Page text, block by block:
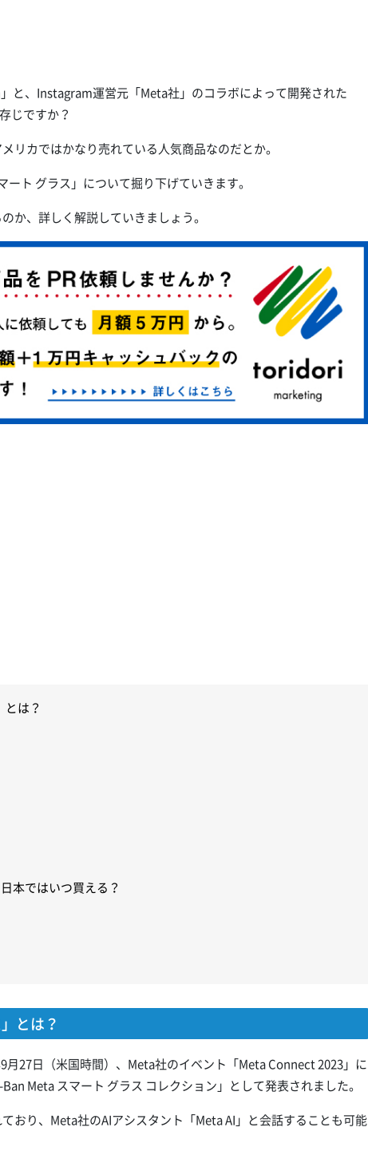
と、Instagram運営元「Meta社」のコラボによって開発された
じですか？
リカではかなり売れている人気商品なのだとか。
ト グラス」について掘り下げていきます。
か、詳しく解説していきましょう。
は？
本ではいつ買える？
とは？
月27日（米国時間）、Meta社のイベント「Meta Connect 2023」に
Meta スマート グラス コレクション」として発表されました。
おり、Meta社のAIアシスタント「Meta AI」と会話することも可能